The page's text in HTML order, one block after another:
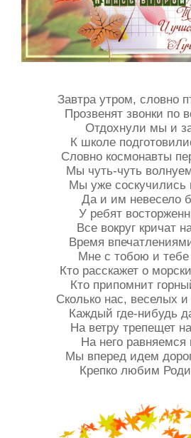
Завтра утром, словно
Прозвенят звонки по
Отдохнули мы и
К школе
Словно космонавты
Мы чуть-чуть
Мы уже соскучились
Да и им невесело
У ребят
Все вокруг кричат
Время
Мне с тобою и
Кто расскажет о
Кто припомнит
Сколько нас, веселых
Каждый где-нибудь
На ветру трепещет
На него равняемся
Мы вперед идем
Крепко любим